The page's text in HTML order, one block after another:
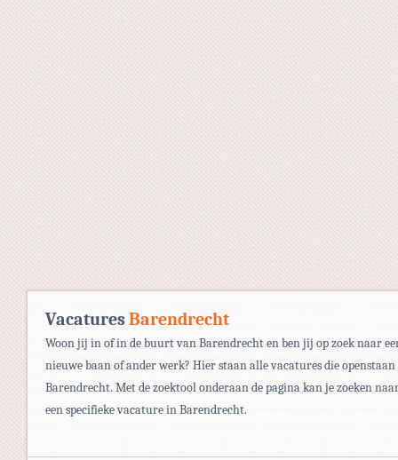
VacaturesBarendrecht
Woon jij in of in de buurt van Barendrecht en ben jij op zoek naar
nieuwe baan of ander werk? Hier staan alle vacatures die
Barendrecht. Met de zoektool onderaan de pagina kan je zoeken
een specifieke vacature in Barendrecht.